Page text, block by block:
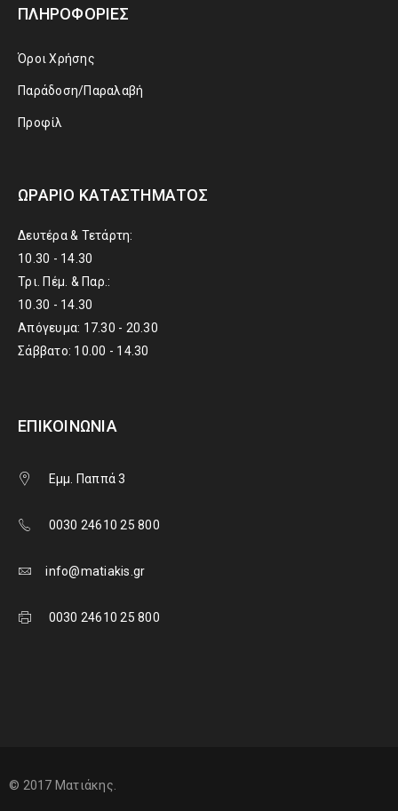
ΠΛΗΡΟΦΟΡΊΕΣ
Όροι Χρήσης
Παράδοση/Παραλαβή
Προφίλ
ΩΡΆΡΙΟ ΚΑΤΑΣΤΉΜΑΤΟΣ
Δευτέρα & Τετάρτη:
10.30 - 14.30
Τρι. Πέμ. & Παρ.:
10.30 - 14.30
Απόγευμα: 17.30 - 20.30
Σάββατο: 10.00 - 14.30
ΕΠΙΚΟΙΝΩΝΊΑ
Εμμ. Παππά 3
0030 24610 25 800
info@matiakis.gr
0030 24610 25 800
© 2017 Ματιάκης.